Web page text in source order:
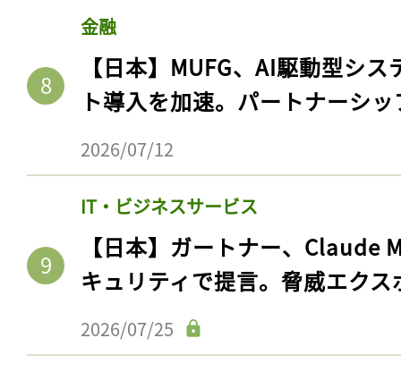
金融
【日本】MUFG、AI駆動型シ
ト導入を加速。パートナーシ
2026/07/12
IT・ビジネスサービス
【日本】ガートナー、Claude
キュリティで提言。脅威エク
2026/07/25